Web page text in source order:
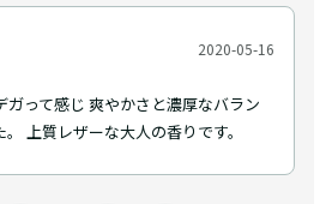
2020-05-16
ガって感じ 爽やかさと濃厚なバラン
上質レザーな大人の香りです。